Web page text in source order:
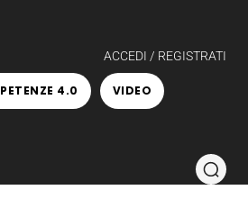
ACCEDI / REGISTRATI
4.0 VIDEO